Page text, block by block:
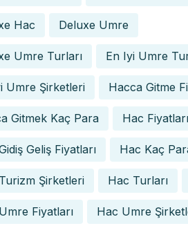
Hac Deluxe Umre
Umre Turları En Iyi Umre
Umre Şirketleri Hacca Gitme
Gitmek Kaç Para Hac Fiyatları
Geliş Fiyatları Hac Kaç
Şirketleri Hac Turları
Fiyatları Hac Umre